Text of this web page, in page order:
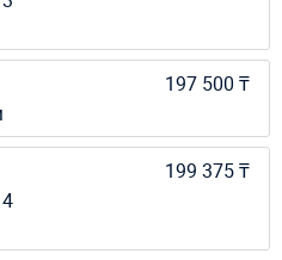
197 500 ₸
199 375 ₸